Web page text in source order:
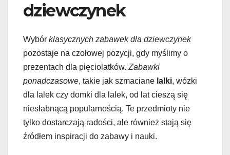
dziewczynek
Wybór klasycznych zabawek dla dziewczynek
pozostaje na czołowej pozycji, gdy myślimy o
prezentach dla pięciolatków. Zabawki
ponadczasowe, takie jak szmaciane lalki, wózki
dla lalek czy domki dla lalek, od lat cieszą się
niesłabnącą popularnością. Te przedmioty nie
tylko dostarczają radości, ale również stają się
źródłem inspiracji do zabawy i nauki.